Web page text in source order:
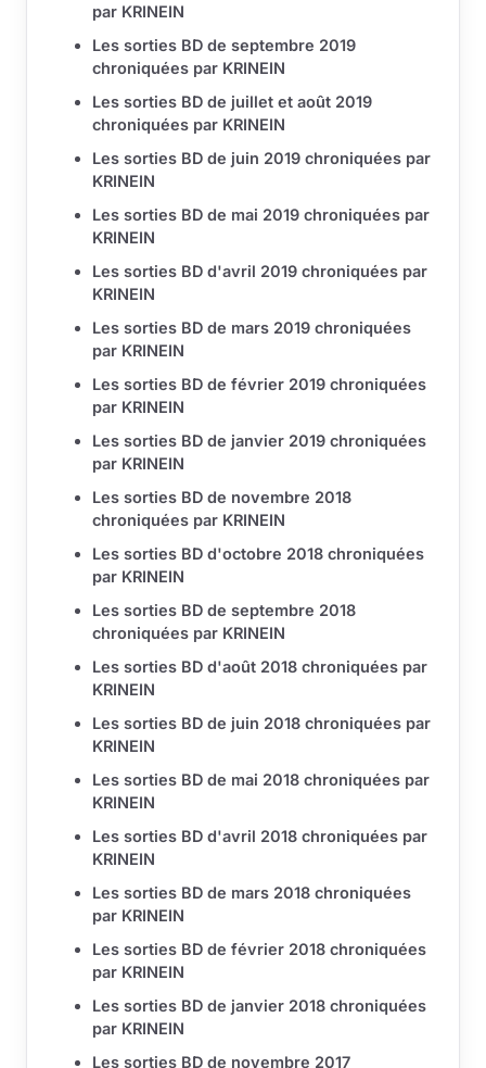
par KRINEIN
Les sorties BD de septembre 2019
chroniquées par KRINEIN
Les sorties BD de juillet et août 2019
chroniquées par KRINEIN
Les sorties BD de juin 2019 chroniquées par
KRINEIN
Les sorties BD de mai 2019 chroniquées par
KRINEIN
Les sorties BD d'avril 2019 chroniquées par
KRINEIN
Les sorties BD de mars 2019 chroniquées
par KRINEIN
Les sorties BD de février 2019 chroniquées
par KRINEIN
Les sorties BD de janvier 2019 chroniquées
par KRINEIN
Les sorties BD de novembre 2018
chroniquées par KRINEIN
Les sorties BD d'octobre 2018 chroniquées
par KRINEIN
Les sorties BD de septembre 2018
chroniquées par KRINEIN
Les sorties BD d'août 2018 chroniquées par
KRINEIN
Les sorties BD de juin 2018 chroniquées par
KRINEIN
Les sorties BD de mai 2018 chroniquées par
KRINEIN
Les sorties BD d'avril 2018 chroniquées par
KRINEIN
Les sorties BD de mars 2018 chroniquées
par KRINEIN
Les sorties BD de février 2018 chroniquées
par KRINEIN
Les sorties BD de janvier 2018 chroniquées
par KRINEIN
Les sorties BD de novembre 2017